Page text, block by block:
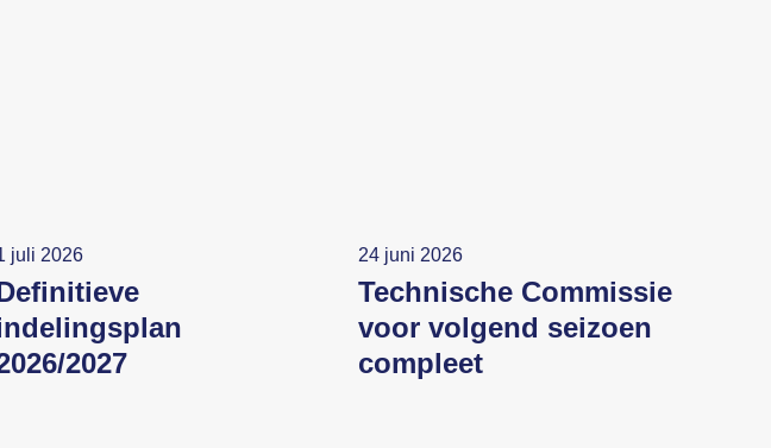
juli 2026
2027
24 juni 2026
Technische Commissie
voor volgend seizoen
compleet